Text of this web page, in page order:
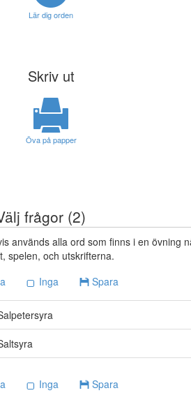
Lär dig orden
Skriv ut
Öva på papper
frågor (2)
används alla ord som finns i en övning
spelen, och utskrifterna.
Inga Spara
Inga Spara